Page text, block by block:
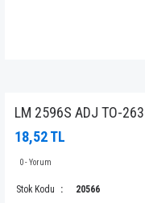
LM 2596S ADJ TO-
18,52 TL
0 - Yorum
Stok Kodu 20566